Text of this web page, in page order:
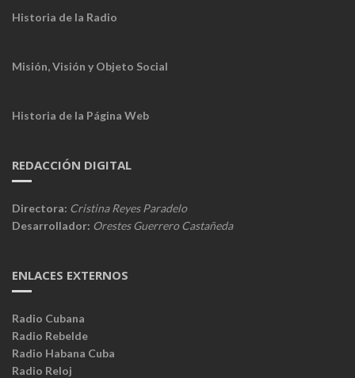
Historia de la Radio
Misión, Visión y Objeto Social
Historia de la Página Web
REDACCIÓN DIGITAL
Directora: Cristina Reyes Paradelo
Desarrollador: Orestes Guerrero Castañeda
ENLACES EXTERNOS
Radio Cubana
Radio Rebelde
Radio Habana Cuba
Radio Reloj